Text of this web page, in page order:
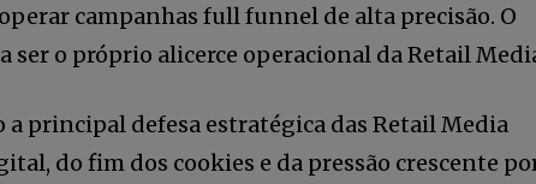
campanhas full funnel de alta precisão. O
ser o próprio alicerce operacional da Retail
principal defesa estratégica das Retail Media
do fim dos cookies e da pressão crescente